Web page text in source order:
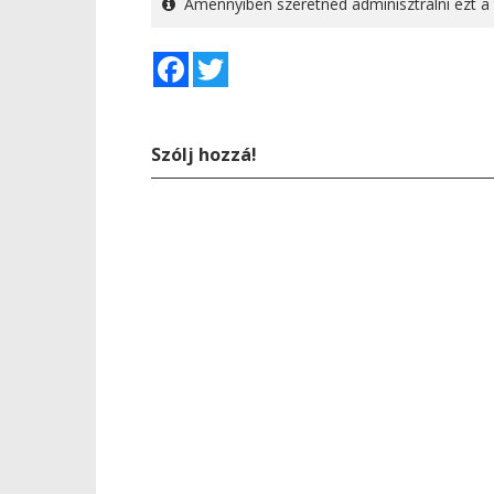
Facebook
Szólj hozzá!